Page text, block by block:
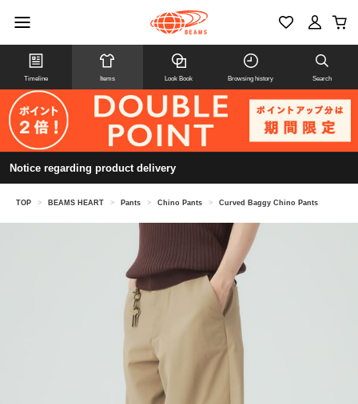
Timeline Items Look Book Browsing history Search
Notice regarding product delivery
TOP > BEAMS HEART > Pants > Chino Pants > Curved Baggy Chino Pants